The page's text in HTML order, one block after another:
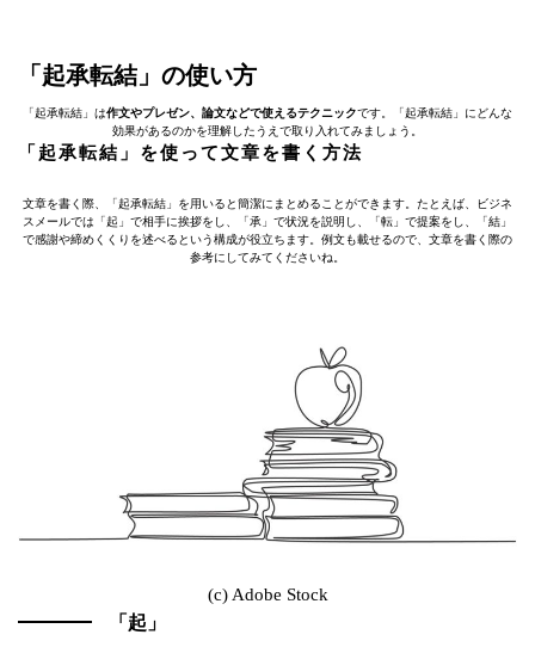
「起承転結」の使い方
「起承転結」は作文やプレゼン、論文などで使えるテクニックです。「起承転結」にどんな
効果があるのかを理解したうえで取り入れてみましょう。
「起承転結」を使って文章を書く方法
文章を書く際、「起承転結」を用いると簡潔にまとめることができます。たとえば、ビジネ
スメールでは「起」で相手に挨拶をし、「承」で状況を説明し、「転」で提案をし、「結」
で感謝や締めくくりを述べるという構成が役立ちます。例文も載せるので、文章を書く際の
参考にしてみてくださいね。
(c) Adobe Stock
「起」